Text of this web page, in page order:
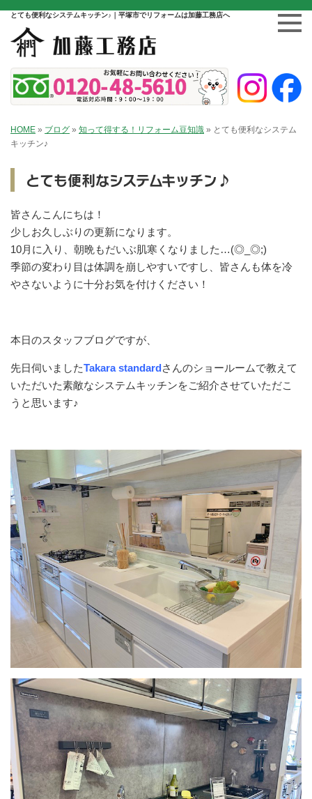
とても便利なシステムキッチン♪｜平塚市でリフォームは加藤工務店へ
HOME » ブログ » 知って得する！リフォーム豆知識 » とても便利なシステム
キッチン♪
とても便利なシステムキッチン♪
皆さんこんにちは！
少しお久しぶりの更新になります。
10月に入り、朝晩もだいぶ肌寒くなりました…(◎_◎;)
季節の変わり目は体調を崩しやすいですし、皆さんも体を冷
やさないように十分お気を付けください！
本日のスタッフブログですが、
先日伺いましたTakara standardさんのショールームで教えて
いただいた素敵なシステムキッチンをご紹介させていただこ
うと思います♪